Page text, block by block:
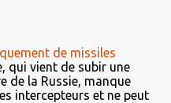
de missiles
qui vient de subir une
de la Russie, manque
intercepteurs et ne peut